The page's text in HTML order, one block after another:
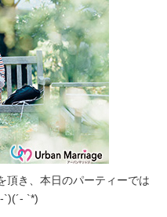
頂き、本日のパーティーでは
`)(´- `*)